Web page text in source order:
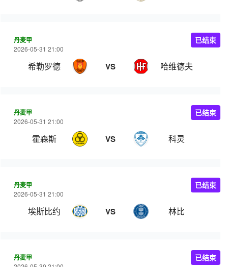
丹麦甲
2026-05-31 21:00
希勒罗德 VS 哈维德夫
已结束
丹麦甲
2026-05-31 21:00
霍森斯 VS 科灵
已结束
丹麦甲
2026-05-31 21:00
埃斯比约 VS 林比
已结束
丹麦甲 已结束